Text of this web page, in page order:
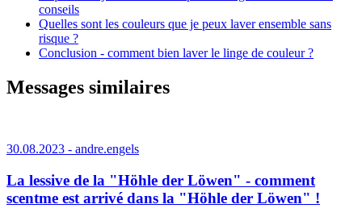
conseils
Quelles sont les couleurs que je peux laver ensemble sans
risque ?
Conclusion - comment bien laver le linge de couleur ?
Messages similaires
30.08.2023 - andre.engels
La lessive de la "Höhle der Löwen" - comment
scentme est arrivé dans la "Höhle der Löwen" !